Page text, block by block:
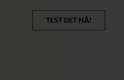
TEST DET NÅ!